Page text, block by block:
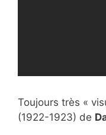
Toujours très «
(1922-1923) de